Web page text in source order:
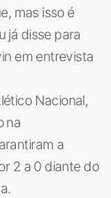
mas isso é
já disse para
em entrevista
Nacional,
na
a
2 a 0 diante do